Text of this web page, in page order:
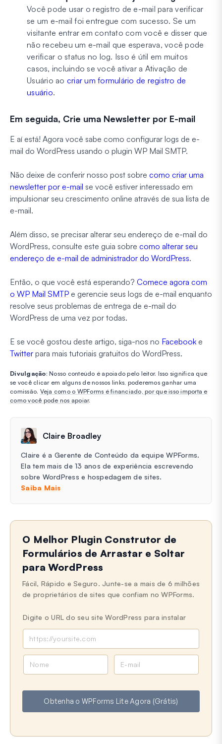
Você pode usar o registro de e-mail para verificar
se um e-mail foi entregue com sucesso. Se um
visitante entrar em contato com você e disser que
não recebeu um e-mail que esperava, você pode
verificar o status no log. Isso é útil em muitos
casos, incluindo se você ativar a Ativação de
Usuário ao criar um formulário de registro de
usuário.
Em seguida, Crie uma Newsletter por E-mail
E aí está! Agora você sabe como configurar logs de e-
mail do WordPress usando o plugin WP Mail SMTP.
Não deixe de conferir nosso post sobre como criar uma
newsletter por e-mail se você estiver interessado em
impulsionar seu crescimento online através de sua lista de
e-mail.
Além disso, se precisar alterar seu endereço de e-mail do
WordPress, consulte este guia sobre como alterar seu
endereço de e-mail de administrador do WordPress.
Então, o que você está esperando? Comece agora com
o WP Mail SMTP e gerencie seus logs de e-mail enquanto
resolve seus problemas de entrega de e-mail do
WordPress de uma vez por todas.
E se você gostou deste artigo, siga-nos no Facebook e
Twitter para mais tutoriais gratuitos do WordPress.
Divulgação: Nosso conteúdo é apoiado pelo leitor. Isso significa que
se você clicar em alguns de nossos links, poderemos ganhar uma
comissão. Veja como o WPForms é financiado, por que isso importa e
como você pode nos apoiar.
Claire Broadley
Claire é a Gerente de Conteúdo da equipe WPForms.
Ela tem mais de 13 anos de experiência escrevendo
sobre WordPress e hospedagem de sites.
Saiba Mais
O Melhor Plugin Construtor de
Formulários de Arrastar e Soltar
para WordPress
Fácil, Rápido e Seguro. Junte-se a mais de 6 milhões
de proprietários de sites que confiam no WPForms.
Digite o URL do seu site WordPress para instalar
e
a
l
Obtenha o WPForms Lite Agora (Grátis)